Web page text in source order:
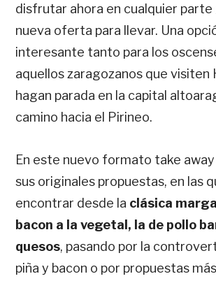
disfrutar ahora en cualquier parte
nueva oferta para llevar. Una
interesante tanto para los
aquellos zaragozanos que visiten
hagan parada en la capital
camino hacia el Pirineo.
En este nuevo formato take
sus originales propuestas, en las
encontrar desde la clásica
bacon a la vegetal, la de pollo
quesos, pasando por la
piña y bacon o por propuestas